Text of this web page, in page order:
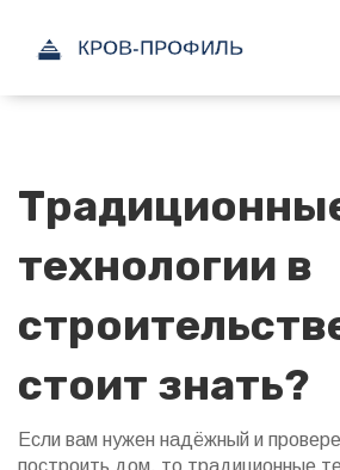
технологии в
стоит знать?
Если вам нужен надёжный и
построить дом, то традиционные